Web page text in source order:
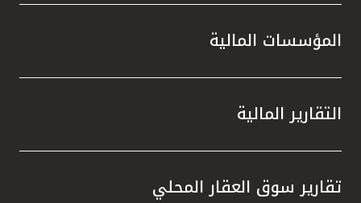
المؤسسات المالية
التقارير المالية
تقارير سوق العقار المحلي